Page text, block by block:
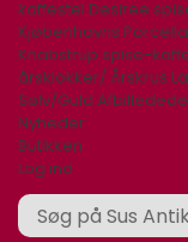
kaffestel Desiree
Kjøbenhavns
Knabstrup spise-
årsklokker/ Årskrus
Sølv/Guld
Nyheder
Butikken
Log ind